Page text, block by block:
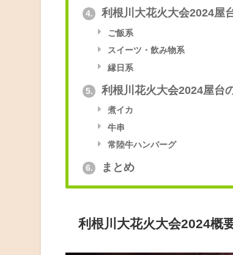
4. 利根川大花火大会2024屋
ご飯系
スイーツ・飲み物系
縁日系
5. 利根川花火大会2024屋台
煮イカ
牛串
常陸牛ハンバーグ
6. まとめ
利根川大花火大会2024概